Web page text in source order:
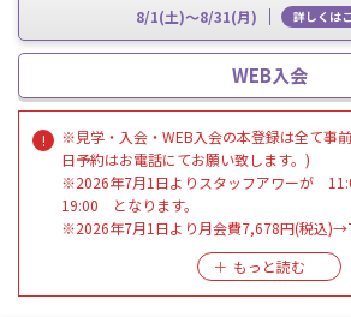
8/1(土)～8/31(月) 詳しくは
WEB入会
※見学・入会・WEB入会の本登録は全て事
日予約はお電話にてお願い致します。)
※2026年7月1日よりスタッフアワーが
19:00 となります。
※2026年7月1日より月会費7,678円(税込
定させて頂きます。(既に町屋駅前店会員様
す。7月1日以降新規入会された会員様と移
象となります。)